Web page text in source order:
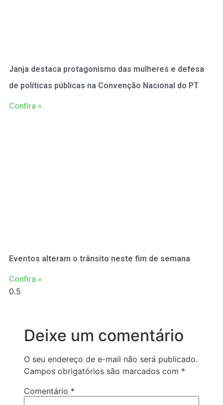
Janja destaca protagonismo das mulheres e defesa
de políticas públicas na Convenção Nacional do PT
Confira »
Eventos alteram o trânsito neste fim de semana
Confira »
Deixe um comentário
O seu endereço de e-mail não será publicado.
Campos obrigatórios são marcados com *
Comentário *